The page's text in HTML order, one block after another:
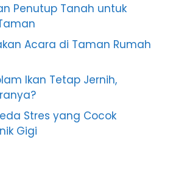
Penutup Tanah untuk
Acara di Taman Rumah
Ikan Tetap Jernih,
Stres yang Cocok
Gigi